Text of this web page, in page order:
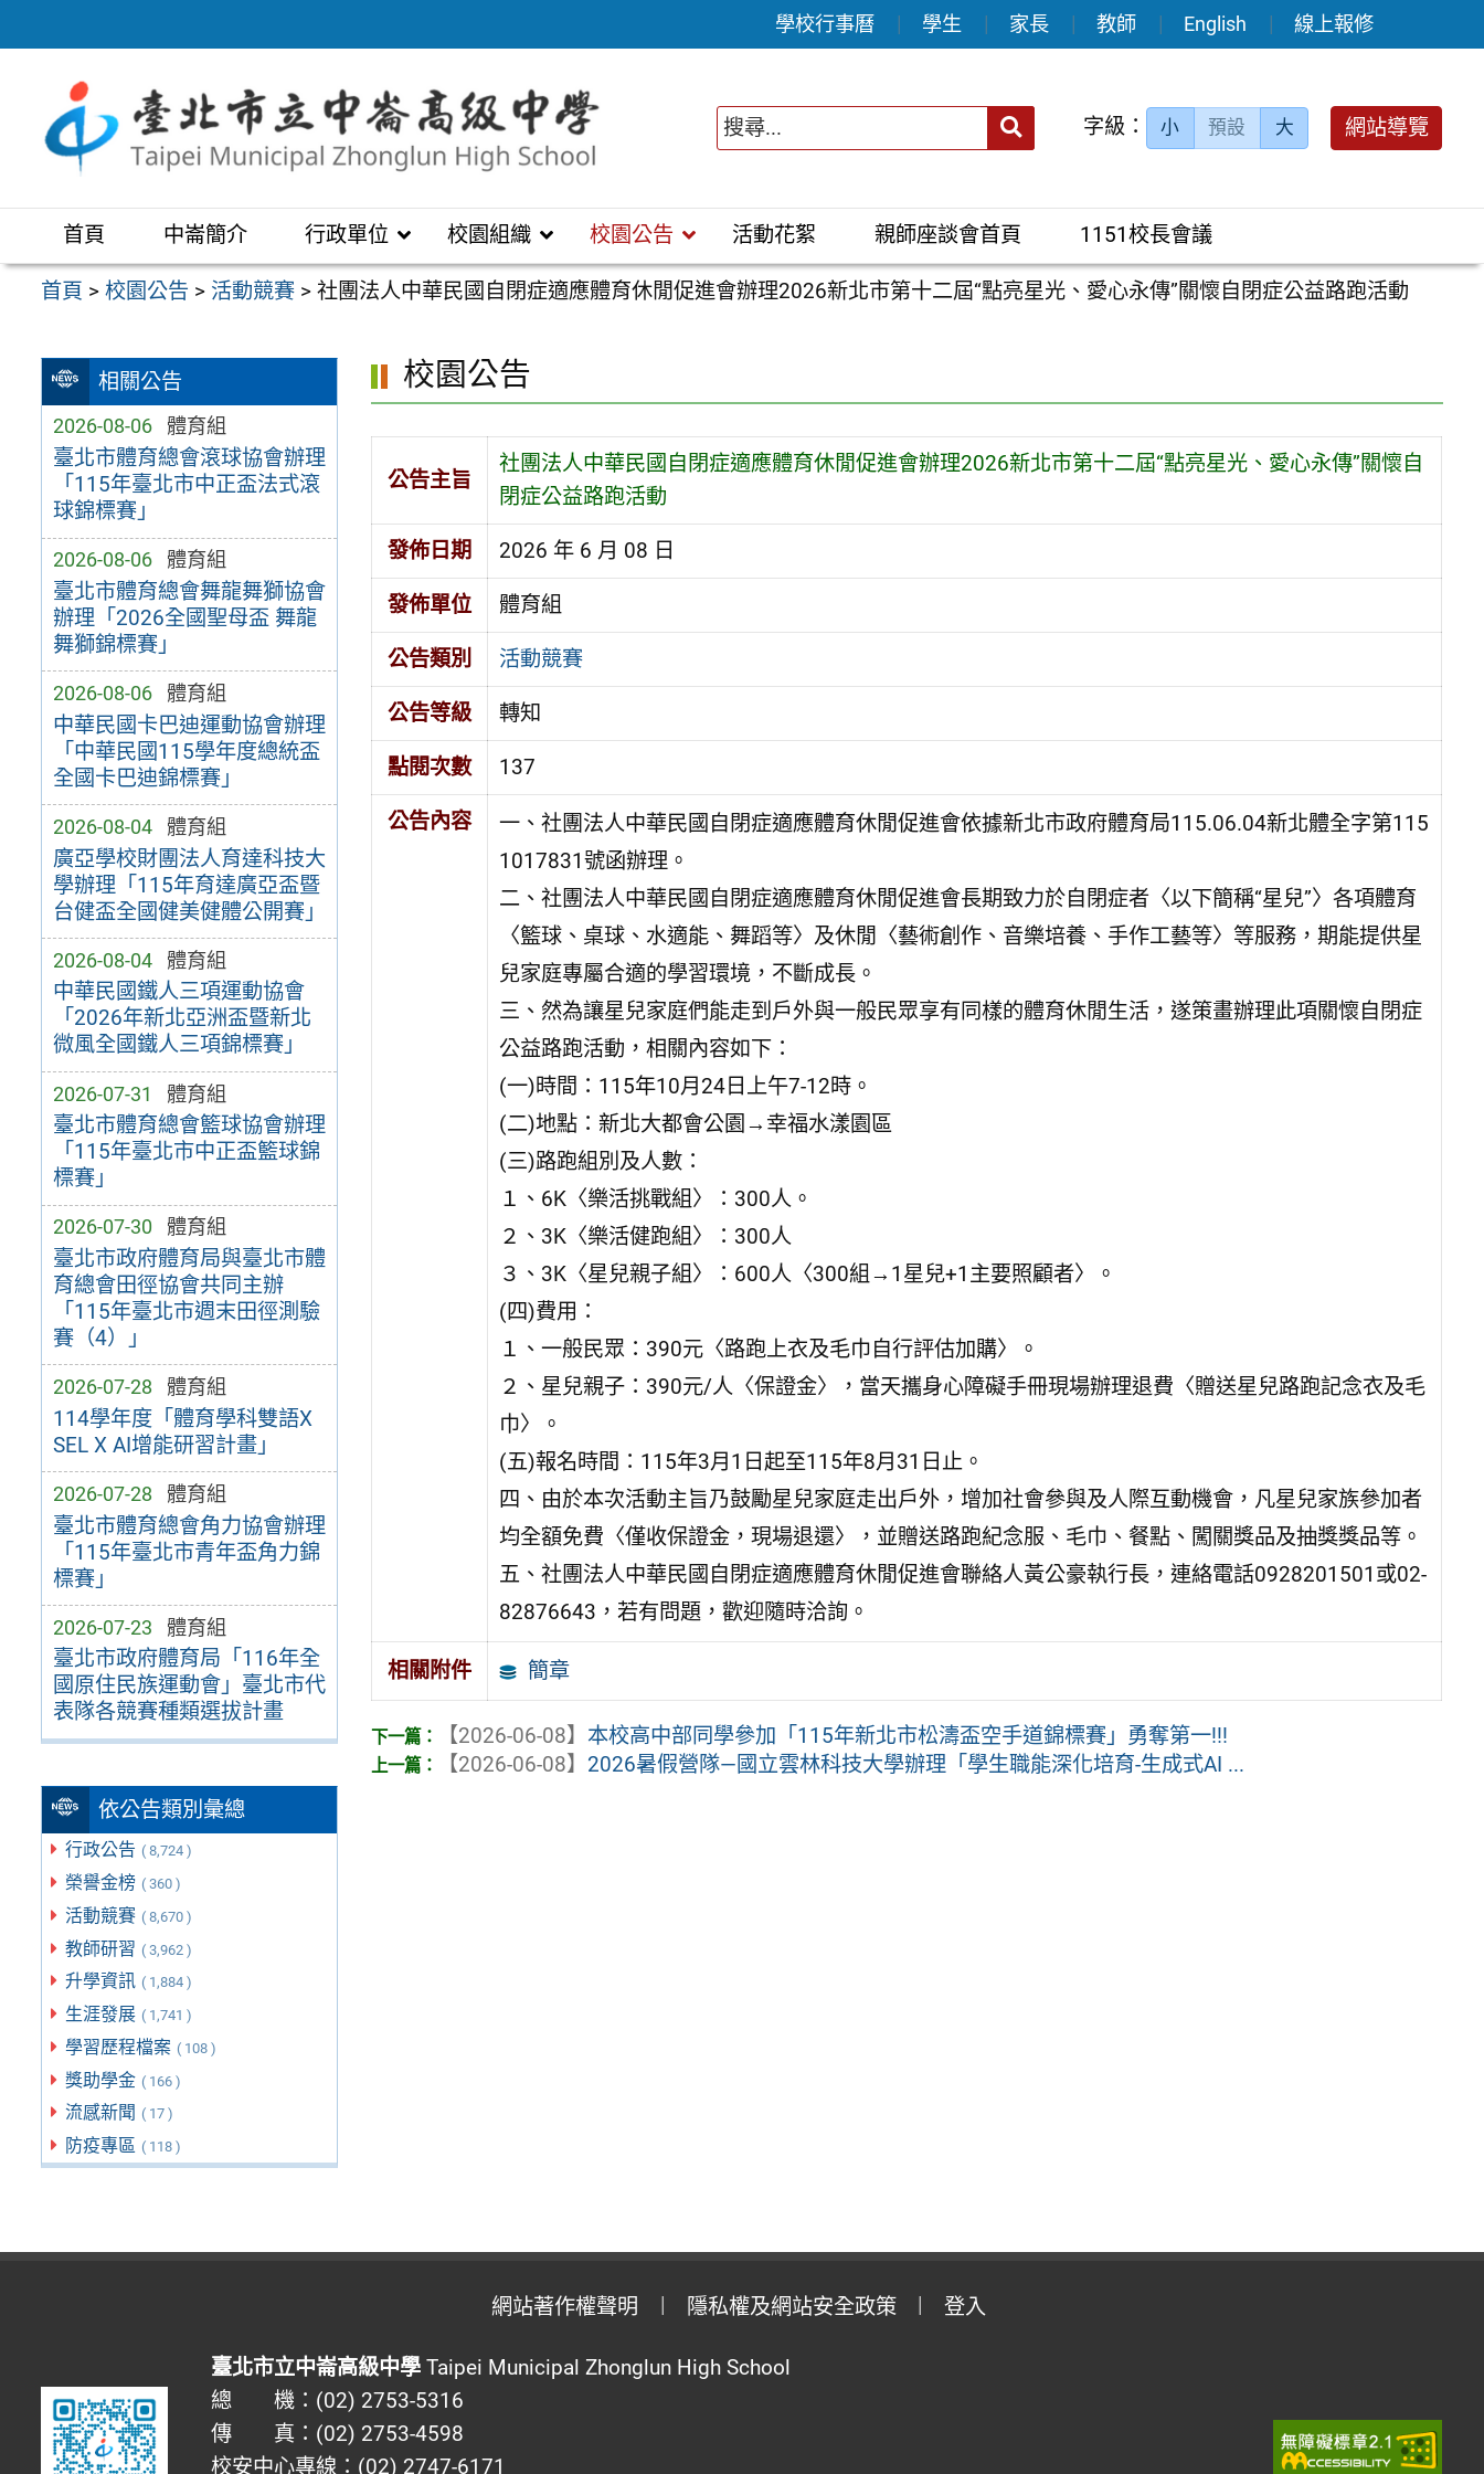
至
區
學校行事曆 學生 家長 教師 English 線上報修
送出 字級： 小 預設 大 網站導覽
首頁 中崙簡介 行政單位 校園組織 校園公告 活動花絮 親師座談會首頁 1151校長會議
首頁 >校園公告 > 活動競賽 >社團法人中華民國自閉症適應體育休閒促進會辦理2026新北市第十二屆“點亮星光、愛心永傳”關懷自閉症公益路跑活動
相關公告
2026-08-06 體育組
臺北市體育總會滾球協會辦理
「115年臺北市中正盃法式滾
球錦標賽」
2026-08-06 體育組
臺北市體育總會舞龍舞獅協會
辦理「2026全國聖母盃 舞龍
舞獅錦標賽」
2026-08-06 體育組
中華民國卡巴迪運動協會辦理
「中華民國115學年度總統盃
全國卡巴迪錦標賽」
2026-08-04 體育組
廣亞學校財團法人育達科技大
學辦理「115年育達廣亞盃暨
台健盃全國健美健體公開賽」
2026-08-04 體育組
中華民國鐵人三項運動協會
「2026年新北亞洲盃暨新北
微風全國鐵人三項錦標賽」
2026-07-31 體育組
臺北市體育總會籃球協會辦理
「115年臺北市中正盃籃球錦
標賽」
2026-07-30 體育組
臺北市政府體育局與臺北市體
育總會田徑協會共同主辦
「115年臺北市週末田徑測驗
賽（4）」
2026-07-28 體育組
114學年度「體育學科雙語X
SEL X AI增能研習計畫」
2026-07-28 體育組
臺北市體育總會角力協會辦理
「115年臺北市青年盃角力錦
標賽」
2026-07-23 體育組
臺北市政府體育局「116年全
國原住民族運動會」臺北市代
表隊各競賽種類選拔計畫
依公告類別彙總
行政公告 ( 8,724 )
榮譽金榜 ( 360 )
活動競賽 ( 8,670 )
教師研習 ( 3,962 )
升學資訊 ( 1,884 )
生涯發展 ( 1,741 )
學習歷程檔案 ( 108 )
獎助學金 ( 166 )
流感新聞 ( 17 )
防疫專區 ( 118 )
校園公告
公告主旨
社團法人中華民國自閉症適應體育休閒促進會辦理2026新北市第十二屆“點亮星光、愛心永傳”關懷自
閉症公益路跑活動
發佈日期 2026 年 6 月 08 日
發佈單位 體育組
公告類別 活動競賽
公告等級 轉知
點閱次數 137
公告內容
一、社團法人中華民國自閉症適應體育休閒促進會依據新北市政府體育局115.06.04新北體全字第115
1017831號函辦理。
二、社團法人中華民國自閉症適應體育休閒促進會長期致力於自閉症者〈以下簡稱“星兒”〉各項體育
〈籃球、桌球、水適能、舞蹈等〉及休閒〈藝術創作、音樂培養、手作工藝等〉等服務，期能提供星
兒家庭專屬合適的學習環境，不斷成長。
三、然為讓星兒家庭們能走到戶外與一般民眾享有同樣的體育休閒生活，遂策畫辦理此項關懷自閉症
公益路跑活動，相關內容如下：
(一)時間：115年10月24日上午7-12時。
(二)地點：新北大都會公園→幸福水漾園區
(三)路跑組別及人數：
１、6K〈樂活挑戰組〉：300人。
２、3K〈樂活健跑組〉：300人
３、3K〈星兒親子組〉：600人〈300組→1星兒+1主要照顧者〉。
(四)費用：
１、一般民眾：390元〈路跑上衣及毛巾自行評估加購〉。
２、星兒親子：390元/人〈保證金〉，當天攜身心障礙手冊現場辦理退費〈贈送星兒路跑記念衣及毛
巾〉。
(五)報名時間：115年3月1日起至115年8月31日止。
四、由於本次活動主旨乃鼓勵星兒家庭走出戶外，增加社會參與及人際互動機會，凡星兒家族參加者
均全額免費〈僅收保證金，現場退還〉，並贈送路跑紀念服、毛巾、餐點、闖關獎品及抽獎獎品等。
五、社團法人中華民國自閉症適應體育休閒促進會聯絡人黃公豪執行長，連絡電話0928201501或02-
82876643，若有問題，歡迎隨時洽詢。
相關附件 簡章
【2026-06-08】 本校高中部同學參加「115年新北市松濤盃空⼿道錦標賽」勇奪第一!!!
【2026-06-08】 2026暑假營隊—國立雲林科技大學辦理「學生職能深化培育-生成式AI ...
網站著作權聲明 隱私權及網站安全政策 登入
臺北市立中崙高級中學Taipei Municipal Zhonglun High School
總 機：(02) 2753-5316
傳 真：(02) 2753-4598
校安中心專線：(02) 2747-6171